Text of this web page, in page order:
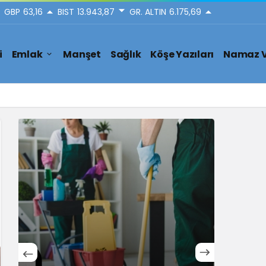
GBP 63,16 BIST 13.943,87 GR. ALTIN 6.175,69
Emlak Manşet Sağlık Köşe Yazıları Namaz